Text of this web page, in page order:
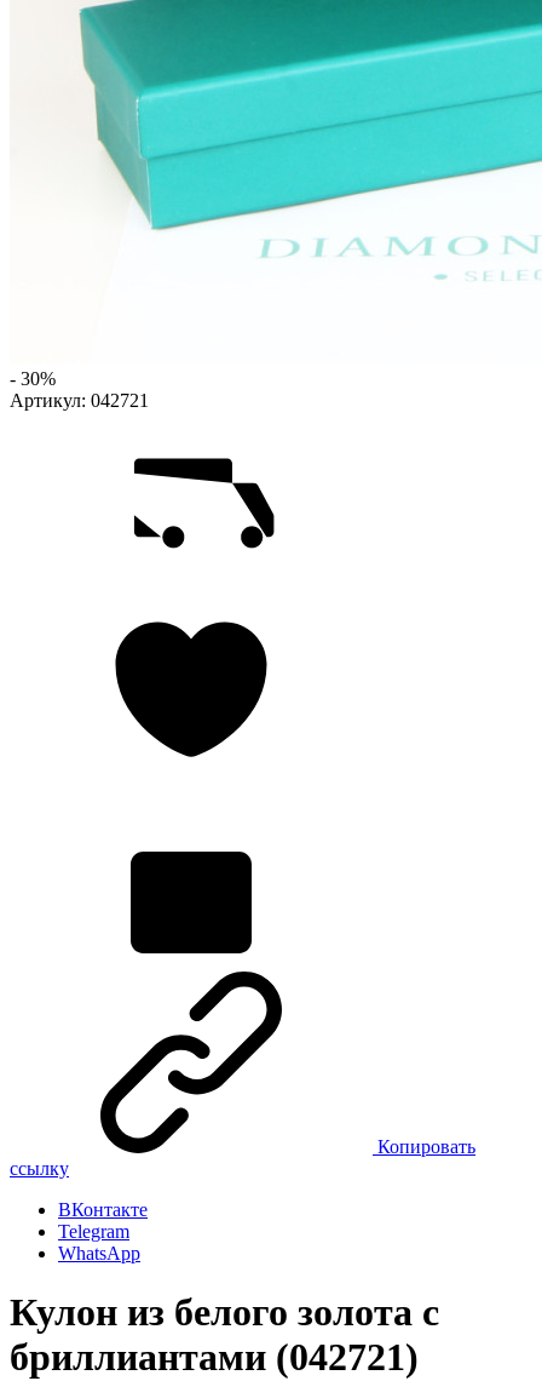
- 30%
Артикул: 042721
Копировать
ссылку
ВКонтакте
Telegram
WhatsApp
Кулон из белого золота с
бриллиантами (042721)